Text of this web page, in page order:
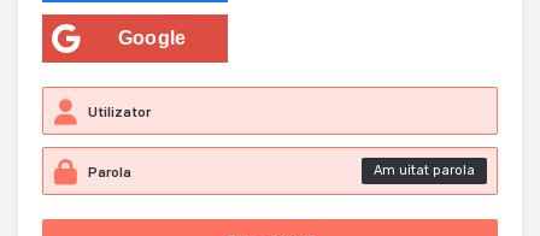
Google
Am uitat parola